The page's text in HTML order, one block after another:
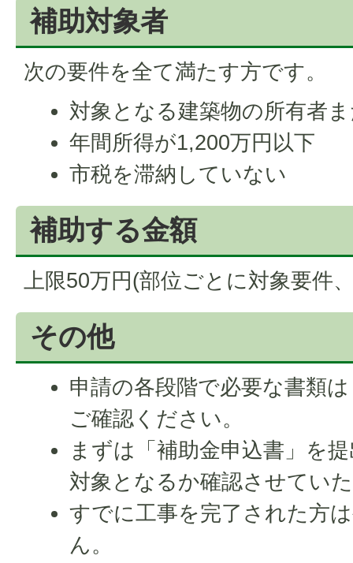
補助対象者
次の要件を全て満たす方です。
対象となる建築物の所有者
年間所得が1,200万円以下
市税を滞納していない
補助する金額
上限50万円(部位ごとに対象要件
その他
申請の各段階で必要な書類
ご確認ください。
まずは「補助金申込書」を
対象となるか確認させてい
すでに工事を完了された方
ん。